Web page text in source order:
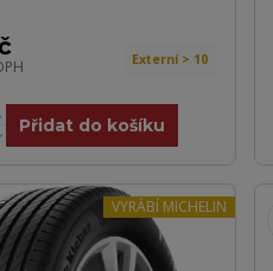
Externí > 10
Přidat do košíku
VYRÁBÍ MICHELIN